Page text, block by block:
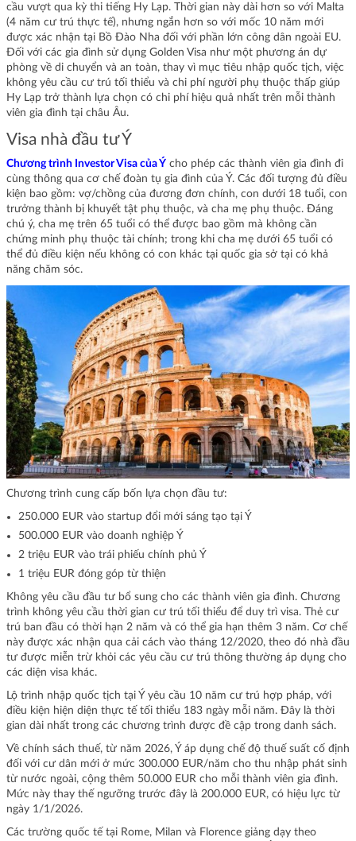
cầu vượt qua kỳ thi tiếng Hy Lạp. Thời gian này dài hơn so với Malta
(4 năm cư trú thực tế), nhưng ngắn hơn so với mốc 10 năm mới
được xác nhận tại Bồ Đào Nha đối với phần lớn công dân ngoài EU.
Đối với các gia đình sử dụng Golden Visa như một phương án dự
phòng về di chuyển và an toàn, thay vì mục tiêu nhập quốc tịch, việc
không yêu cầu cư trú tối thiểu và chi phí người phụ thuộc thấp giúp
Hy Lạp trở thành lựa chọn có chi phí hiệu quả nhất trên mỗi thành
viên gia đình tại châu Âu.
Visa nhà đầu tư Ý
Chương trình Investor Visa của Ý cho phép các thành viên gia đình đi
cùng thông qua cơ chế đoàn tụ gia đình của Ý. Các đối tượng đủ điều
kiện bao gồm: vợ/chồng của đương đơn chính, con dưới 18 tuổi, con
trưởng thành bị khuyết tật phụ thuộc, và cha mẹ phụ thuộc. Đáng
chú ý, cha mẹ trên 65 tuổi có thể được bao gồm mà không cần
chứng minh phụ thuộc tài chính; trong khi cha mẹ dưới 65 tuổi có
thể đủ điều kiện nếu không có con khác tại quốc gia sở tại có khả
năng chăm sóc.
Chương trình cung cấp bốn lựa chọn đầu tư:
250.000 EUR vào startup đổi mới sáng tạo tại Ý
500.000 EUR vào doanh nghiệp Ý
2 triệu EUR vào trái phiếu chính phủ Ý
1 triệu EUR đóng góp từ thiện
Không yêu cầu đầu tư bổ sung cho các thành viên gia đình. Chương
trình không yêu cầu thời gian cư trú tối thiểu để duy trì visa. Thẻ cư
trú ban đầu có thời hạn 2 năm và có thể gia hạn thêm 3 năm. Cơ chế
này được xác nhận qua cải cách vào tháng 12/2020, theo đó nhà đầu
tư được miễn trừ khỏi các yêu cầu cư trú thông thường áp dụng cho
các diện visa khác.
Lộ trình nhập quốc tịch tại Ý yêu cầu 10 năm cư trú hợp pháp, với
điều kiện hiện diện thực tế tối thiểu 183 ngày mỗi năm. Đây là thời
gian dài nhất trong các chương trình được đề cập trong danh sách.
Về chính sách thuế, từ năm 2026, Ý áp dụng chế độ thuế suất cố định
đối với cư dân mới ở mức 300.000 EUR/năm cho thu nhập phát sinh
từ nước ngoài, cộng thêm 50.000 EUR cho mỗi thành viên gia đình.
Mức này thay thế ngưỡng trước đây là 200.000 EUR, có hiệu lực từ
ngày 1/1/2026.
Các trường quốc tế tại Rome, Milan và Florence giảng dạy theo